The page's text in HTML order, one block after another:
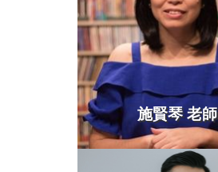
施賢琴 老師
more >